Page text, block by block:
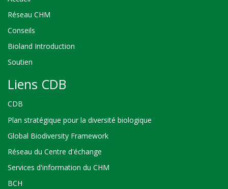
Réseau CHM
Conseils
Bioland Introduction
Soutien
Liens CDB
CDB
Plan stratégique pour la diversité biologique
Global Biodiversity Framework
Réseau du Centre d'échange
Services d'information du CHM
BCH